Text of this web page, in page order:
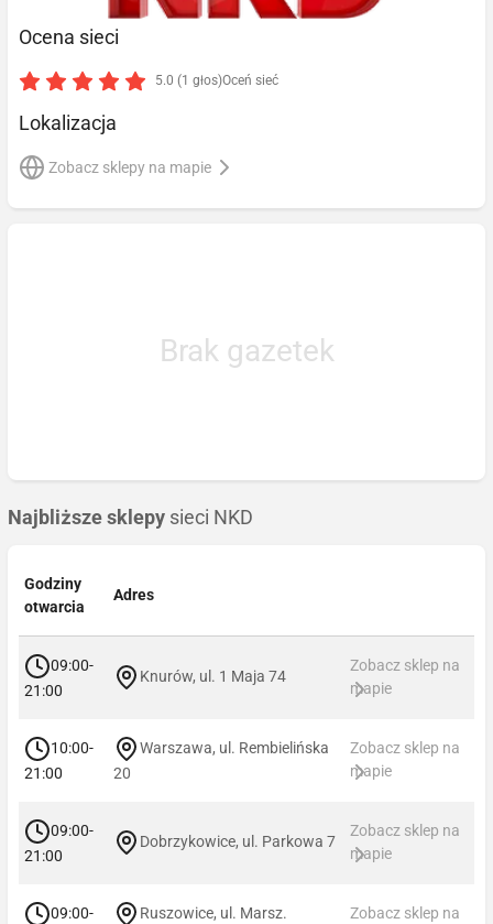
Ocena sieci
5.0 (1 głos)Oceń sieć
Lokalizacja
Zobacz sklepy na mapie
Brak gazetek
Najbliższe sklepy sieci NKD
Godziny
otwarcia
Adres
09:00-
21:00
Knurów, ul. 1 Maja 74
Zobacz sklep na
mapie
10:00-
21:00
Warszawa, ul. Rembielińska
20
Zobacz sklep na
mapie
09:00-
21:00
Dobrzykowice, ul. Parkowa 7
Zobacz sklep na
mapie
09:00-
Ruszowice, ul. Marsz.
Zobacz sklep na